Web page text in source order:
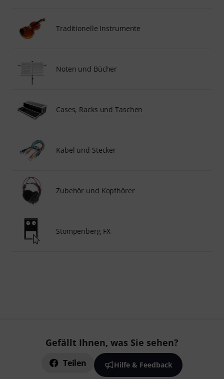
Traditionelle Instrumente
Noten und Bücher
Cases, Racks und Taschen
Kabel und Stecker
Zubehör und Kopfhörer
Stompenberg FX
Gefällt Ihnen, was Sie sehen?
Teilen Hilfe & Feedback